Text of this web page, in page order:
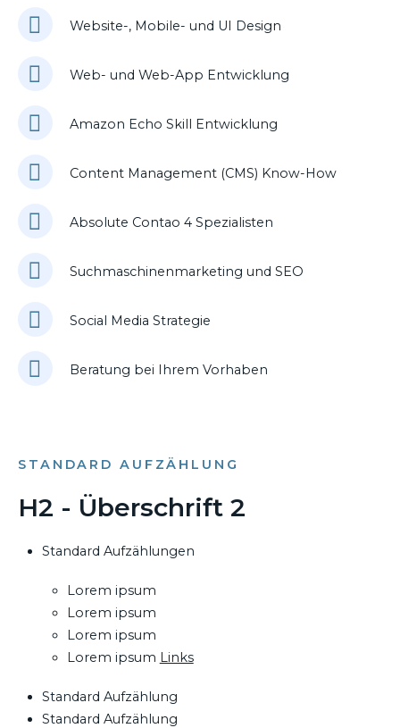
Website-, Mobile- und UI Design
Web- und Web-App Entwicklung
Amazon Echo Skill Entwicklung
Content Management (CMS) Know-How
Absolute Contao 4 Spezialisten
Suchmaschinenmarketing und SEO
Social Media Strategie
Beratung bei Ihrem Vorhaben
STANDARD AUFZÄHLUNG
H2 - Überschrift 2
Standard Aufzählungen
Lorem ipsum
Lorem ipsum
Lorem ipsum
Lorem ipsum Links
Standard Aufzählung
Standard Aufzählung